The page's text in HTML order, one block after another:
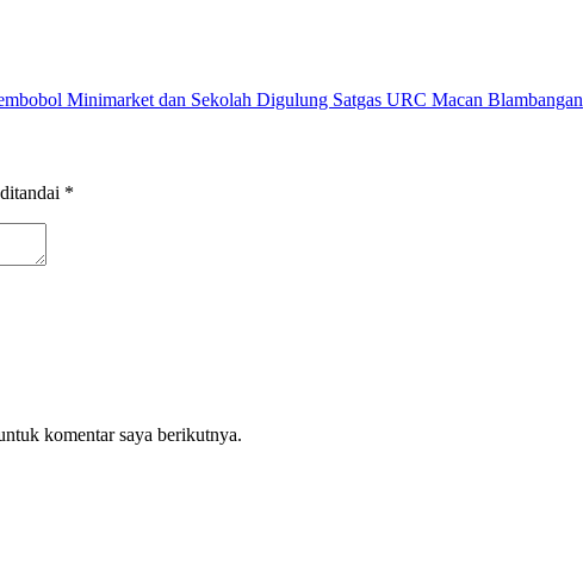
Minimarket dan Sekolah Digulung Satgas URC Macan Blambangan
*
komentar saya berikutnya.